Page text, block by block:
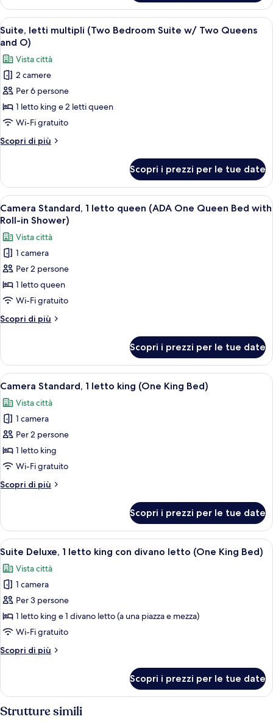
Bed
Studio
Suite)
1
letto
king
(One
Bed
Studio
Suite)
Apri
tutte
le
foto
per
Suite,
letti
multipli
(Two
Bedroom
w/
Two
Queens
and
O)
Una camera d'albergo con un letto
7
Suite, letti multipli (Two Bedroom Suite w/ Two Queens
and O)
Vista città
2 camere
Per 6 persone
1 letto king e 2 letti queen
Wi-Fi gratuito
Scopri di più
Altri
letti
multipli
(Two
Bedroom
w/
Two
Queens
and
O)
Scopri i prezzi per le tue date
Apri
tutte
le
foto
per
Camera
Standard,
1
letto
queen
One
Queen
Bed
with
Roll-
in
Shower)
Una camera d'albergo con un letto
3
Camera Standard, 1 letto queen (ADA One Queen Bed with
Roll-in Shower)
Vista città
1 camera
Per 2 persone
1 letto queen
Wi-Fi gratuito
Scopri di più
Altri
Standard,
letto
(ADA
One
Queen
Bed
with
Roll-
in
Shower)
Scopri i prezzi per le tue date
Apri
tutte
le
foto
per
Camera
Standard,
letto
King
Bed)
Una camera d'albergo con un letto
5
Camera Standard, 1 letto king (One King Bed)
Vista città
1 camera
Per 2 persone
1 letto king
Wi-Fi gratuito
Scopri di più
Altri
Standard,
letto
(One
King
Bed)
Scopri i prezzi per le tue date
Apri
tutte
le
foto
per
Suite
Deluxe,
letto
divano
letto
Una camera d'albergo con un letto
1
Suite Deluxe, 1 letto king con divano letto (One King Bed)
Vista città
1 camera
Per 3 persone
1 letto king e 1 divano letto (a una piazza e mezza)
Wi-Fi gratuito
Scopri di più
Altri
Deluxe,
1
letto
Scopri i prezzi per le tue date
Strutture simili